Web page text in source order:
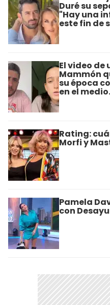
Duré su
"Hay una
este fin de
El video de
Mammón
su época
en el
Rating:
Morfi y
Pamela
con